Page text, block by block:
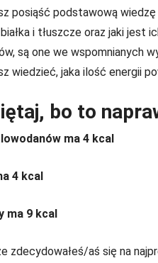
posiąść podstawową
białka i tłuszcze oraz jaki jest
są one we wspomnianych
wiedzieć, jaka ilość energii
bo to
ma 4 kcal
4 kcal
ma 9 kcal
zdecydowałeś/aś się na